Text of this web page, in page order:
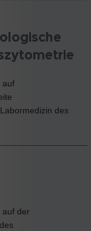
auf
des
auf der